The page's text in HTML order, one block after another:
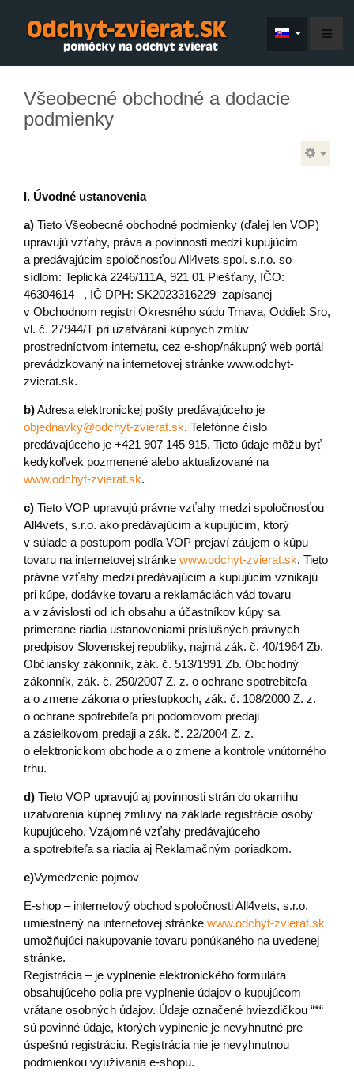
Všeobecné obchodné a dodacie
podmienky
I. Úvodné ustanovenia
a) Tieto Všeobecné obchodné podmienky (ďalej len VOP)
upravujú vzťahy, práva a povinnosti medzi kupujúcim
a predávajúcim spoločnosťou All4vets spol. s.r.o. so
sídlom: Teplická 2246/111A, 921 01 Piešťany, IČO:
46304614 , IČ DPH: SK2023316229 zapísanej
v Obchodnom registri Okresného súdu Trnava, Oddiel: Sro,
vl. č. 27944/T pri uzatváraní kúpnych zmlúv
prostredníctvom internetu, cez e-shop/nákupný web portál
prevádzkovaný na internetovej stránke www.odchyt-
zvierat.sk.
b)Adresa elektronickej pošty predávajúceho je
objednavky@odchyt-zvierat.sk. Telefónne číslo
predávajúceho je +421 907 145 915. Tieto údaje môžu byť
kedykoľvek pozmenené alebo aktualizované na
www.odchyt-zvierat.sk.
c) Tieto VOP upravujú právne vzťahy medzi spoločnosťou
All4vets, s.r.o. ako predávajúcim a kupujúcim, ktorý
v súlade a postupom podľa VOP prejaví záujem o kúpu
tovaru na internetovej stránke www.odchyt-zvierat.sk. Tieto
právne vzťahy medzi predávajúcim a kupujúcim vznikajú
pri kúpe, dodávke tovaru a reklamáciách vád tovaru
a v závislosti od ich obsahu a účastníkov kúpy sa
primerane riadia ustanoveniami príslušných právnych
predpisov Slovenskej republiky, najmä zák. č. 40/1964 Zb.
Občiansky zákonník, zák. č. 513/1991 Zb. Obchodný
zákonník, zák. č. 250/2007 Z. z. o ochrane spotrebiteľa
a o zmene zákona o priestupkoch, zák. č. 108/2000 Z. z.
o ochrane spotrebiteľa pri podomovom predaji
a zásielkovom predaji a zák. č. 22/2004 Z. z.
o elektronickom obchode a o zmene a kontrole vnútorného
trhu.
d) Tieto VOP upravujú aj povinnosti strán do okamihu
uzatvorenia kúpnej zmluvy na základe registrácie osoby
kupujúceho. Vzájomné vzťahy predávajúceho
a spotrebiteľa sa riadia aj Reklamačným poriadkom.
e)Vymedzenie pojmov
E-shop – internetový obchod spoločnosti All4vets, s.r.o.
umiestnený na internetovej stránke www.odchyt-zvierat.sk
umožňujúci nakupovanie tovaru ponúkaného na uvedenej
stránke.
Registrácia – je vyplnenie elektronického formulára
obsahujúceho polia pre vyplnenie údajov o kupujúcom
vrátane osobných údajov. Údaje označené hviezdičkou “*“
sú povinné údaje, ktorých vyplnenie je nevyhnutné pre
úspešnú registráciu. Registrácia nie je nevyhnutnou
podmienkou využívania e-shopu.